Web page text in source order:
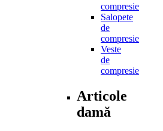
compresie
Salopete
de
compresie
Veste
de
compresie
Articole
damă